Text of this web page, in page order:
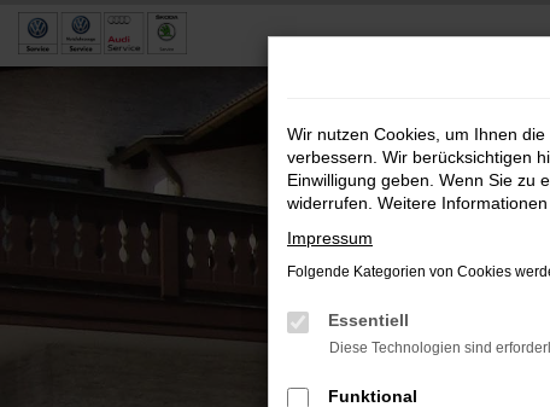
Zum
Wir nutzen Cookies, um Ihnen
verbessern. Wir berücksichtigen
Einwilligung geben. Wenn Sie zu
widerrufen. Weitere
Impressum
Folgende Kategorien von Cookies
Essentiell
Diese Technologien sind
Funktional